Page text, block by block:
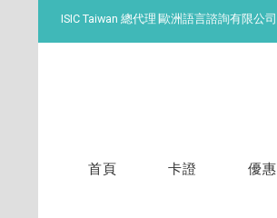
ISIC Taiwan 總代理∣歐洲語言諮詢有限公司
首頁 卡證 優惠